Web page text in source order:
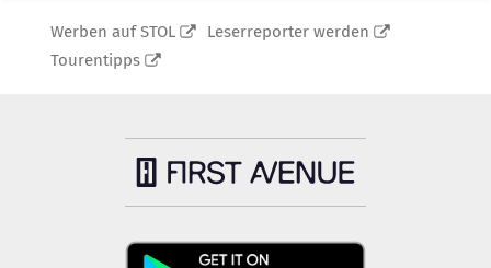
Werben auf STOL
Leserreporter werden
Tourentipps